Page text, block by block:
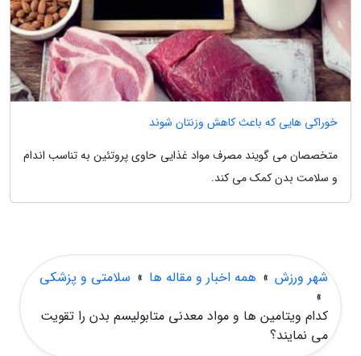
خوراکی هایی که باعث کاهش وزنتان شوند
متخصصان می گویند مصرف مواد غذایی حاوی پروتئین به تناسب اندام
و سلامت بدن کمک می کند.
شهر ورزش » همه اخبار و مقاله ها » سلامتی و پزشکی
»
کدام ویتامین ها و مواد معدنی متابولیسم بدن را تقویت
می نمایند؟